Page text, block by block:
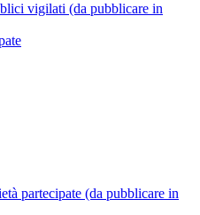
vigilati (da pubblicare in
partecipate (da pubblicare in